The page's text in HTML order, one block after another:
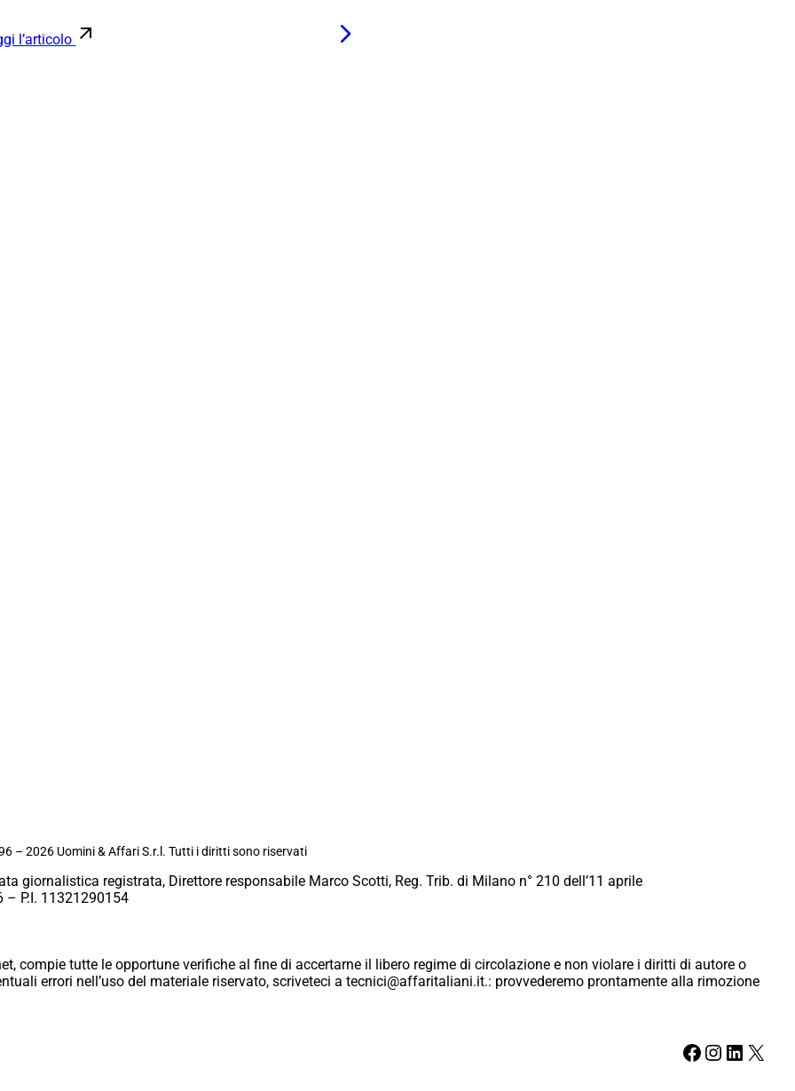
l’articolo
– 2026 Uomini & Affari S.r.l. Tutti i diritti sono riservati
giornalistica registrata, Direttore responsabile Marco Scotti, Reg. Trib. di Milano n° 210 dell’11 aprile
– P.I. 11321290154
compie tutte le opportune verifiche al fine di accertarne il libero regime di circolazione e non violare i diritti di autore o
errori nell’uso del materiale riservato, scriveteci a tecnici@affaritaliani.it.: provvederemo prontamente alla rimozione
Facebook Instagram LinkedIn X